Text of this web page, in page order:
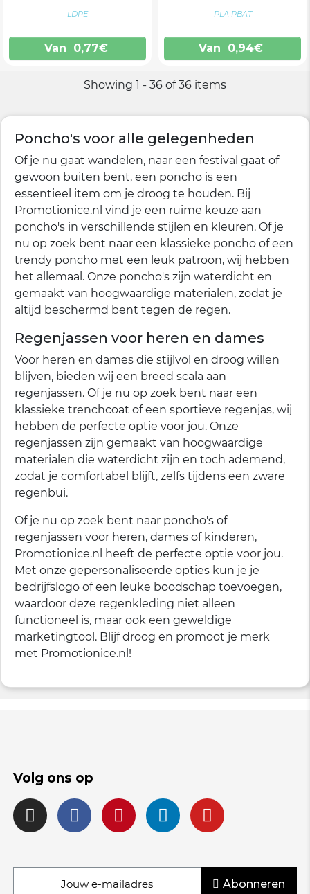
LDPE
Van 0,77€
PLA PBAT
Van 0,94€
Showing 1 - 36 of 36 items
Poncho's voor alle gelegenheden
Of je nu gaat wandelen, naar een festival gaat of
gewoon buiten bent, een poncho is een
essentieel item om je droog te houden. Bij
Promotionice.nl vind je een ruime keuze aan
poncho's in verschillende stijlen en kleuren. Of je
nu op zoek bent naar een klassieke poncho of een
trendy poncho met een leuk patroon, wij hebben
het allemaal. Onze poncho's zijn waterdicht en
gemaakt van hoogwaardige materialen, zodat je
altijd beschermd bent tegen de regen.
Regenjassen voor heren en dames
Voor heren en dames die stijlvol en droog willen
blijven, bieden wij een breed scala aan
regenjassen. Of je nu op zoek bent naar een
klassieke trenchcoat of een sportieve regenjas, wij
hebben de perfecte optie voor jou. Onze
regenjassen zijn gemaakt van hoogwaardige
materialen die waterdicht zijn en toch ademend,
zodat je comfortabel blijft, zelfs tijdens een zware
regenbui.
Of je nu op zoek bent naar poncho's of
regenjassen voor heren, dames of kinderen,
Promotionice.nl heeft de perfecte optie voor jou.
Met onze gepersonaliseerde opties kun je je
bedrijfslogo of een leuke boodschap toevoegen,
waardoor deze regenkleding niet alleen
functioneel is, maar ook een geweldige
marketingtool. Blijf droog en promoot je merk
met Promotionice.nl!
Volg ons op
Abonneren